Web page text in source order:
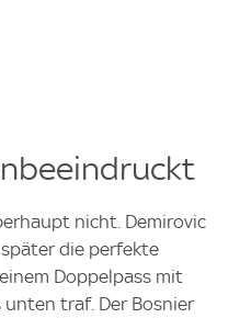
nicht. Demirovic
die perfekte
Doppelpass mit
traf. Der Bosnier